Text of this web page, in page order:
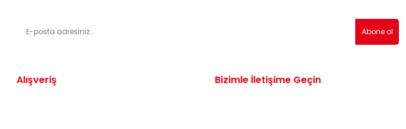
Abone ol
Alışveriş Bizimle İletişime Geçin